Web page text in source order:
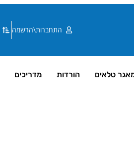
התחברות\הרשמה
טלאים הורדות מדריכים